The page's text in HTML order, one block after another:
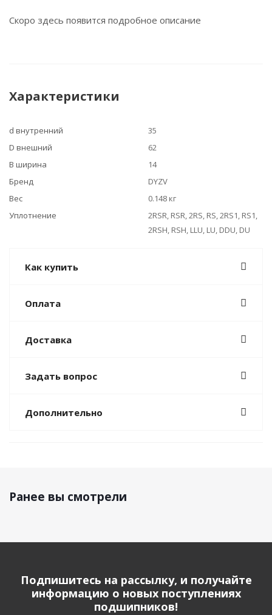
Скоро здесь появится подробное описание
Характеристики
d внутренний
35
D внешний
62
B ширина
14
Бренд
DYZV
Вес
0.148 кг
Уплотнение
2RSR, RSR, 2RS, RS, 2RS1, RS1,
2RSH, RSH, LLU, LU, DDU, DU
Как купить
Оплата
Доставка
Задать вопрос
Дополнительно
Ранее вы смотрели
Подпишитесь на рассылку, и получайте
информацию о новых поступлениях
подшипников!